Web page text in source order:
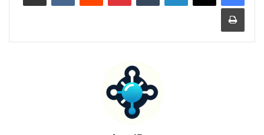
طباعة